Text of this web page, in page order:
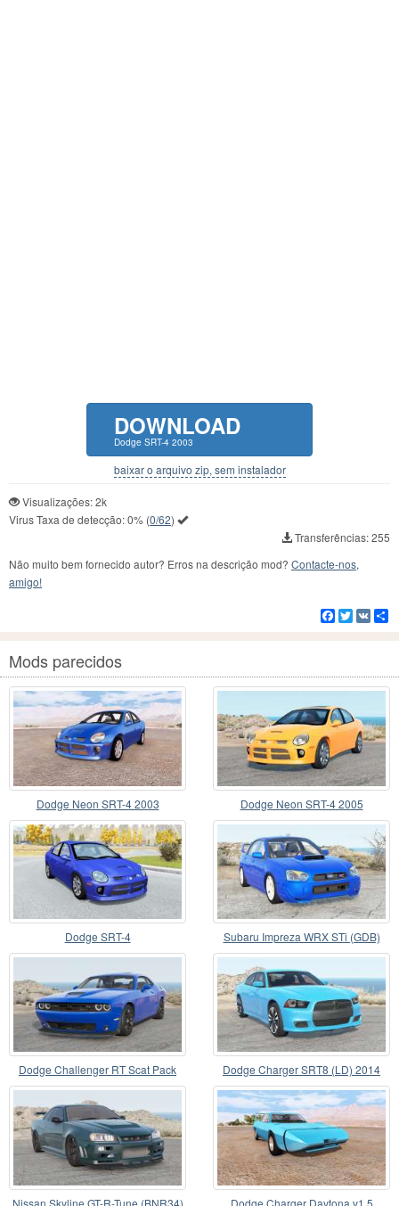
DOWNLOAD
Dodge SRT-4 2003
baixar o arquivo zip, sem instalador
Visualizações: 2k
Virus Taxa de detecção:0% (0/62)
Transferências: 255
Não muito bem fornecido autor? Erros na descrição mod? Contacte-nos,
amigo!
Facebook
Twitter
VK
Mods parecidos
Dodge Neon SRT-4 2003 Dodge Neon SRT-4 2005
Dodge SRT-4
Subaru Impreza WRX STi (GDB)
2003
Dodge Challenger RT Scat Pack
1320 (LC) 2019
Dodge Charger SRT8 (LD) 2014
Nissan Skyline GT-R-Tune (BNR34) Dodge Charger Daytona v1.5